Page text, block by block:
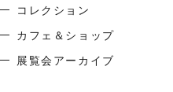
コレクション
カフェ＆ショップ
展覧会アーカイブ